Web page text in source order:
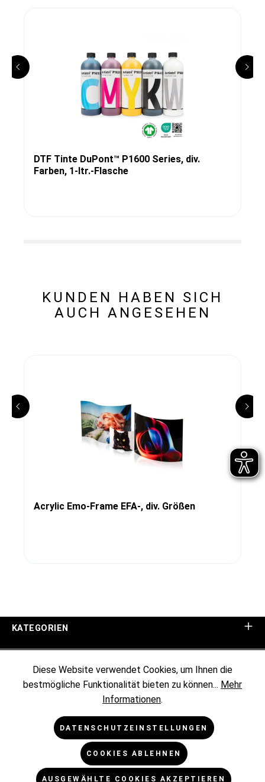
DTF Tinte DuPont™ P1600 Series, div.
Farben, 1-ltr.-Flasche
KUNDEN HABEN SICH
AUCH ANGESEHEN
Acrylic Emo-Frame EFA-, div. Größen
KATEGORIEN
KUNDENINFORMATIONEN
RECHTLICHES
Diese Website verwendet Cookies, um Ihnen die
bestmögliche Funktionalität bieten zu können... Mehr
Informationen.
DATENSCHUTZEINSTELLUNGEN
COOKIES ABLEHNEN
AUSGEWÄHLTE COOKIES AKZEPTIEREN